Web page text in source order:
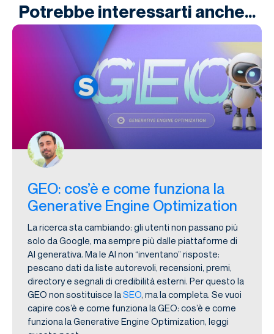
Potrebbe interessarti anche...
GEO: cos’è e come funziona la
Generative Engine Optimization
La ricerca sta cambiando: gli utenti non passano più
solo da Google, ma sempre più dalle piattaforme di
AI generativa. Ma le AI non “inventano” risposte:
pescano dati da liste autorevoli, recensioni, premi,
directory e segnali di credibilità esterni. Per questo la
GEO non sostituisce laSEO, ma la completa. Se vuoi
capire cos’è e come funziona la GEO: cos’è e come
funziona la Generative Engine Optimization, leggi